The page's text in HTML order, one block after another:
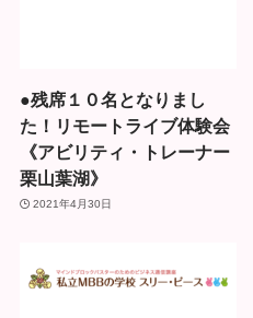
●残席１０名となりまし
た！リモートライブ体験会
《アビリティ・トレーナー
栗山葉湖》
2021年4月30日